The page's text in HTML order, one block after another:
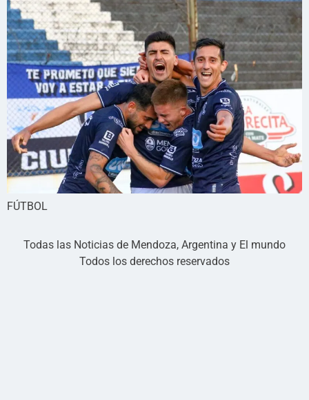
FÚTBOL
Todas las Noticias de Mendoza, Argentina y El mundo
Todos los derechos reservados